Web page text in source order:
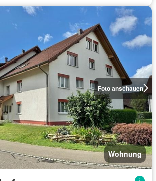
Foto anschauen
Wohnung